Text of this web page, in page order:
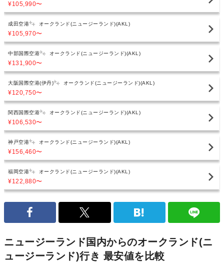
¥105,990〜
成田空港 オークランド(ニュージーランド)(AKL)
¥105,970〜
中部国際空港 オークランド(ニュージーランド)(AKL)
¥131,900〜
大阪国際空港(伊丹) オークランド(ニュージーランド)(AKL)
¥120,750〜
関西国際空港 オークランド(ニュージーランド)(AKL)
¥106,530〜
神戸空港 オークランド(ニュージーランド)(AKL)
¥156,460〜
福岡空港 オークランド(ニュージーランド)(AKL)
¥122,880〜
ニュージーランド国内からのオークランド(ニ
ュージーランド)行き 最安値を比較